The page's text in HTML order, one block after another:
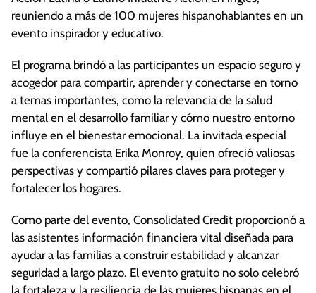
reuniendo a más de 100 mujeres hispanohablantes en un
evento inspirador y educativo.
El programa brindó a las participantes un espacio seguro y
acogedor para compartir, aprender y conectarse en torno
a temas importantes, como la relevancia de la salud
mental en el desarrollo familiar y cómo nuestro entorno
influye en el bienestar emocional. La invitada especial
fue la conferencista Erika Monroy, quien ofreció valiosas
perspectivas y compartió pilares claves para proteger y
fortalecer los hogares.
Como parte del evento, Consolidated Credit proporcionó a
las asistentes información financiera vital diseñada para
ayudar a las familias a construir estabilidad y alcanzar
seguridad a largo plazo. El evento gratuito no solo celebró
la fortaleza y la resiliencia de las mujeres hispanas en el